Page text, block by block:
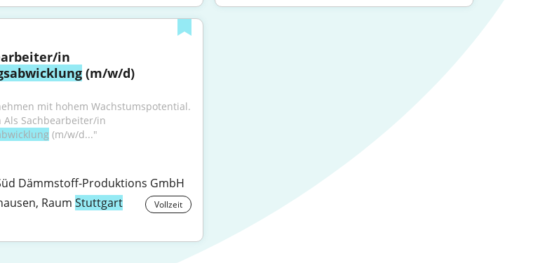
(m/w/d)
mit hohem Wachstumspotential.
(m/w/d..."
Dämmstoff-Produktions GmbH
RaumStuttgart Vollzeit